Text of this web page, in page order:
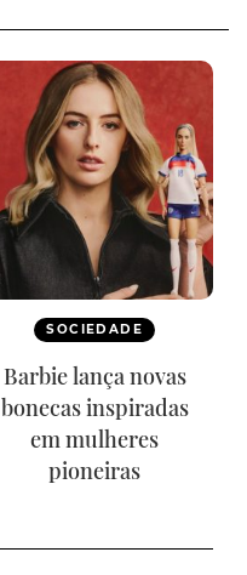
SOCIEDADE
Barbie lança novas
bonecas inspiradas
em mulheres
pioneiras